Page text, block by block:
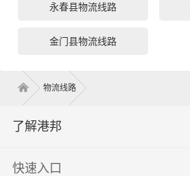
永春县物流线路
金门县物流线路
物流线路
了解港邦
快速入口